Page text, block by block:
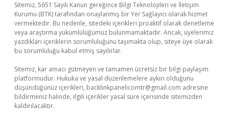
Sitemiz, 5651 Sayılı Kanun gereğince Bilgi Teknolojileri ve İletişim
Kurumu (BTK) tarafından onaylanmış bir Yer Sağlayıcı olarak hizmet
vermektedir. Bu nedenle, sitedeki içerikleri proaktif olarak denetleme
veya araştırma yükümlülüğümüz bulunmamaktadır. Ancak, üyelerimiz
yazdıkları içeriklerin sorumluluğunu taşımakta olup, siteye üye olarak
bu sorumluluğu kabul etmiş sayılırlar.
Sitemiz, kar amacı gütmeyen ve tamamen ücretsiz bir bilgi paylaşım
platformudur. Hukuka ve yasal düzenlemelere aykırı olduğunu
düşündüğünüz içerikleri, backlinkpanelicomtr@gmail.com adresine
bildirmeniz halinde, ilgili içerikler yasal süre içerisinde sitemizden
kaldırılacaktır.